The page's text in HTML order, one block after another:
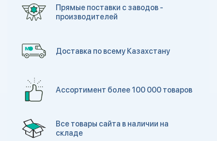
Прямые поставки с заводов -
производителей
Доставка по всему Казахстану
Ассортимент более 100 000 товаров
Все товары сайта в наличии на
складе